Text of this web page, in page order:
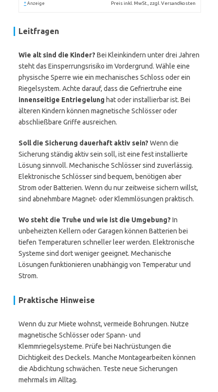
* Anzeige Preis inkl. MwSt., zzgl. Versandkosten
Leitfragen
Wie alt sind die Kinder? Bei Kleinkindern unter drei Jahren
steht das Einsperrungsrisiko im Vordergrund. Wähle eine
physische Sperre wie ein mechanisches Schloss oder ein
Riegelsystem. Achte darauf, dass die Gefriertruhe eine
innenseitige Entriegelung hat oder installierbar ist. Bei
älteren Kindern können magnetische Schlösser oder
abschließbare Griffe ausreichen.
Soll die Sicherung dauerhaft aktiv sein? Wenn die
Sicherung ständig aktiv sein soll, ist eine fest installierte
Lösung sinnvoll. Mechanische Schlösser sind zuverlässig.
Elektronische Schlösser sind bequem, benötigen aber
Strom oder Batterien. Wenn du nur zeitweise sichern willst,
sind abnehmbare Magnet- oder Klemmlösungen praktisch.
Wo steht die Truhe und wie ist die Umgebung? In
unbeheizten Kellern oder Garagen können Batterien bei
tiefen Temperaturen schneller leer werden. Elektronische
Systeme sind dort weniger geeignet. Mechanische
Lösungen funktionieren unabhängig von Temperatur und
Strom.
Praktische Hinweise
Wenn du zur Miete wohnst, vermeide Bohrungen. Nutze
magnetische Schlösser oder Spann- und
Klemmriegelsysteme. Prüfe bei Nachrüstungen die
Dichtigkeit des Deckels. Manche Montagearbeiten können
die Abdichtung schwächen. Teste neue Sicherungen
mehrmals im Alltag.